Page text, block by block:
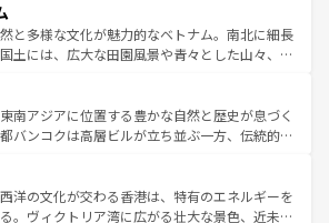
しい。
と評判のスイーツなど、バラエティ豊かな料理
が味わえる。 なお、新着の台湾情報は コンテンツ一覧を参
い。
足を延ばせば四季折々の自然美を楽しむことが
して、キムチや焼肉、絶品のストリートフード
ざまな韓国料理が待っている。夜には、韓国な
まれながら、韓国の多彩な魅力を心ゆくまで味
わってみてほしい。 なお、新着の韓国情報はコンテンツ一
てほしい。
と多様な文化が魅力的なベトナム。南北に細長
土には、広大な田園風景や青々とした山々、世
と共に伝統が息づく。ハノイの古い町並みやホ
のフランス統治時代の建物も、独特の雰囲気を
いる。また、バラエティの豊かさとおいしさで
ーやバインミー、ベトナムコーヒーなどは、ぜ
わいたい。どの地域を訪れてもあたたかい人々
迎えてくれるので、きっと忘れられない旅にな
南アジアに位置する豊かな自然と歴史が息づく
バンコクは高層ビルが立ち並ぶ一方、伝統的な
差している。北部ではチェンマイなどの山岳地
触れ合い、南部ではプーケットやクラビの美し
リゾート気分を楽しむことができる。タイ料理
洋の文化が交わる香港は、特有のエネルギーを
。ヴィクトリア湾に広がる壮大な景色、近未来